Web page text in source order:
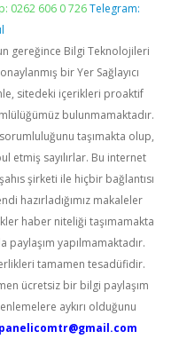
0262 606 0 726 Telegram:
gereğince Bilgi Teknolojileri
bir Yer Sağlayıcı
sitedeki içerikleri proaktif
bulunmamaktadır.
taşımakta olup,
etmiş sayılırlar. Bu internet
şirketi ile hiçbir bağlantısı
hazırladığımız makaleler
haber niteliği taşımamakta
paylaşım yapılmamaktadır.
tamamen tesadüfidir.
ücretsiz bir bilgi paylaşım
aykırı olduğunu